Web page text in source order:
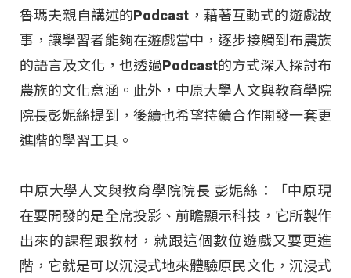
魯瑪夫親自講述的Podcast，藉著互動式的遊戲故
事，讓學習者能夠在遊戲當中，逐步接觸到布農族
的語言及文化，也透過Podcast的方式深入探討布
農族的文化意涵。此外，中原大學人文與教育學院
院長彭妮絲提到，後續也希望持續合作開發一套更
進階的學習工具。
中原大學人文與教育學院院長 彭妮絲：「中原現
在要開發的是全席投影、前瞻顯示科技，它所製作
出來的課程跟教材，就跟這個數位遊戲又要更進
階，它就是可以沉浸式地來體驗原民文化，沉浸式